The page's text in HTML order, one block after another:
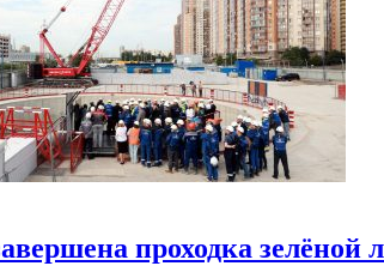
проходка зелёной